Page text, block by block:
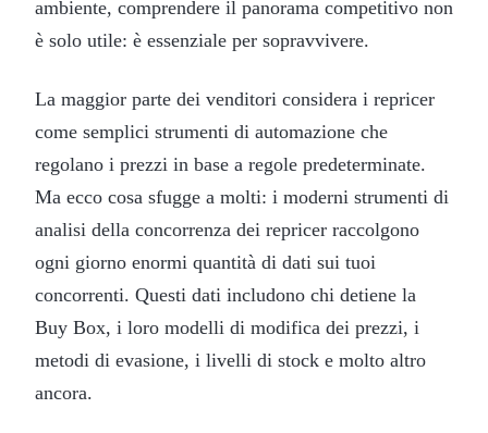
ambiente, comprendere il panorama competitivo non
è solo utile: è essenziale per sopravvivere.
La maggior parte dei venditori considera i repricer
come semplici strumenti di automazione che
regolano i prezzi in base a regole predeterminate.
Ma ecco cosa sfugge a molti: i moderni strumenti di
analisi della concorrenza dei repricer raccolgono
ogni giorno enormi quantità di dati sui tuoi
concorrenti. Questi dati includono chi detiene la
Buy Box, i loro modelli di modifica dei prezzi, i
metodi di evasione, i livelli di stock e molto altro
ancora.